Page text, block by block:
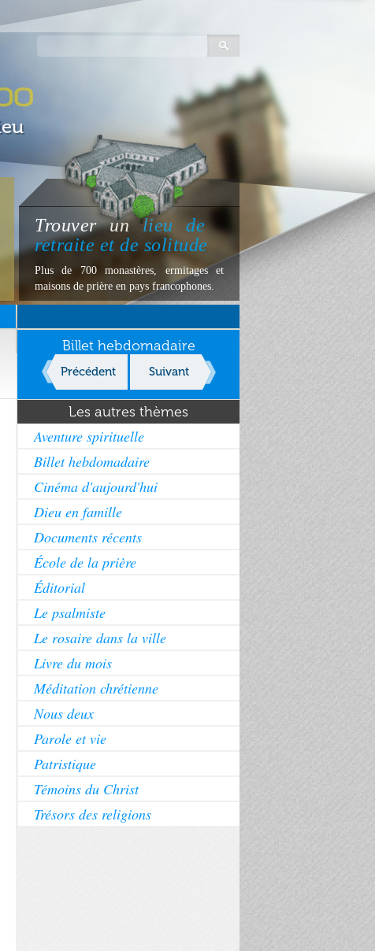
Trouver un lieu
de
retraite et de solitude
Plus de 700 monastères, ermitages et
maisons de prière en pays francophones.
Billet hebdomadaire
Précédent Suivant
Les autres thèmes
Aventure spirituelle
Billet hebdomadaire
Cinéma d'aujourd'hui
Dieu en famille
Documents récents
École de la prière
Éditorial
Le psalmiste
Le rosaire dans la ville
Livre du mois
Méditation chrétienne
Nous deux
Parole et vie
Patristique
Témoins du Christ
Trésors des religions